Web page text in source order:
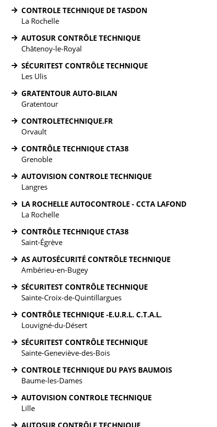
CONTROLE TECHNIQUE DE TASDON
La Rochelle
AUTOSUR CONTRÔLE TECHNIQUE
Châtenoy-le-Royal
SÉCURITEST CONTRÔLE TECHNIQUE
Les Ulis
GRATENTOUR AUTO-BILAN
Gratentour
CONTROLETECHNIQUE.FR
Orvault
CONTRÔLE TECHNIQUE CTA38
Grenoble
AUTOVISION CONTROLE TECHNIQUE
Langres
LA ROCHELLE AUTOCONTROLE - CCTA LAFOND
La Rochelle
CONTRÔLE TECHNIQUE CTA38
Saint-Égrève
AS AUTOSÉCURITÉ CONTRÔLE TECHNIQUE
Ambérieu-en-Bugey
SÉCURITEST CONTRÔLE TECHNIQUE
Sainte-Croix-de-Quintillargues
CONTRÔLE TECHNIQUE -E.U.R.L. C.T.A.L.
Louvigné-du-Désert
SÉCURITEST CONTRÔLE TECHNIQUE
Sainte-Geneviève-des-Bois
CONTROLE TECHNIQUE DU PAYS BAUMOIS
Baume-les-Dames
AUTOVISION CONTROLE TECHNIQUE
Lille
AUTOSUR CONTRÔLE TECHNIQUE